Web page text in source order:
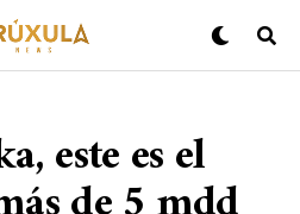
este es el